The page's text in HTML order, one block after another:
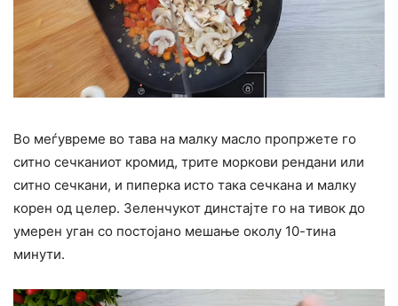
Во меѓувреме во тава на малку масло пропржете го
ситно сечканиот кромид, трите моркови рендани или
ситно сечкани, и пиперка исто така сечкана и малку
корен од целер. Зеленчукот динстајте го на тивок до
умерен уган со постојано мешање околу 10-тина
минути.